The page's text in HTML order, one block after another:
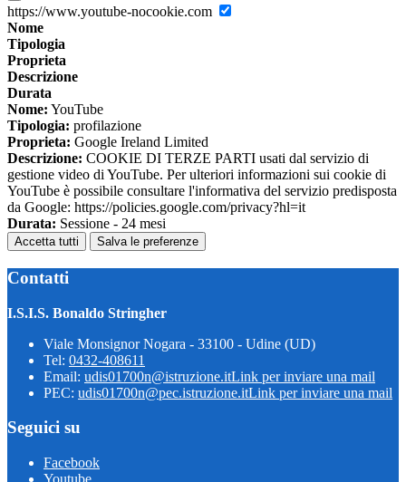
https://www.youtube-nocookie.com
Nome
Tipologia
Proprieta
Descrizione
Durata
Nome: YouTube
Tipologia: profilazione
Proprieta: Google Ireland Limited
Descrizione: COOKIE DI TERZE PARTI usati dal servizio di
gestione video di YouTube. Per ulteriori informazioni sui cookie di
YouTube è possibile consultare l'informativa del servizio predisposta
da Google: https://policies.google.com/privacy?hl=it
Durata: Sessione - 24 mesi
Accetta tutti Salva le preferenze
Contatti
I.S.I.S. Bonaldo Stringher
Viale Monsignor Nogara - 33100 - Udine (UD)
Tel: 0432-408611
Email: udis01700n@istruzione.itLink per inviare una mail
PEC: udis01700n@pec.istruzione.itLink per inviare una mail
Seguici su
Facebook
Youtube